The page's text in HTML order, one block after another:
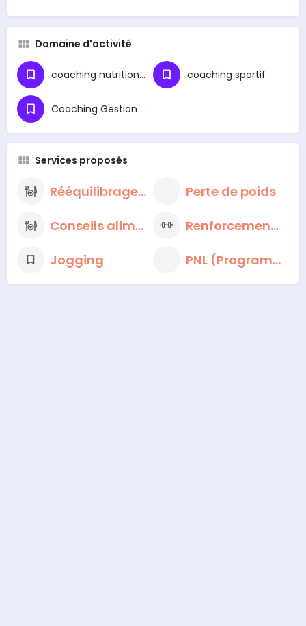
Domaine d'activité
coaching nutritionnel coaching sportif
Coaching Gestion du Stress
Services proposés
Rééquilibrage alimentaire
Perte de poids
Conseils alimentaires nutritionnels
Renforcement musculaire
Jogging
PNL (Programmation neuro-linguistique)